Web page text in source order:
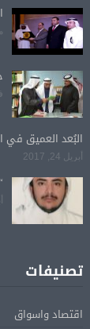
البُعد العميق في
أبريل 24, 2017
تصنيفات
اقتصاد واسواق